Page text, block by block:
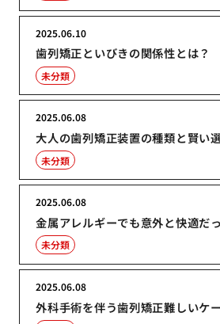
歯列矯正といびきの関係性とは？
2025.06.10
未分類
大人の歯列矯正装置の種類と賢い
2025.06.08
未分類
金属アレルギーでも意外と快適だ
2025.06.08
未分類
外科手術を伴う歯列矯正難しいケ
2025.06.08